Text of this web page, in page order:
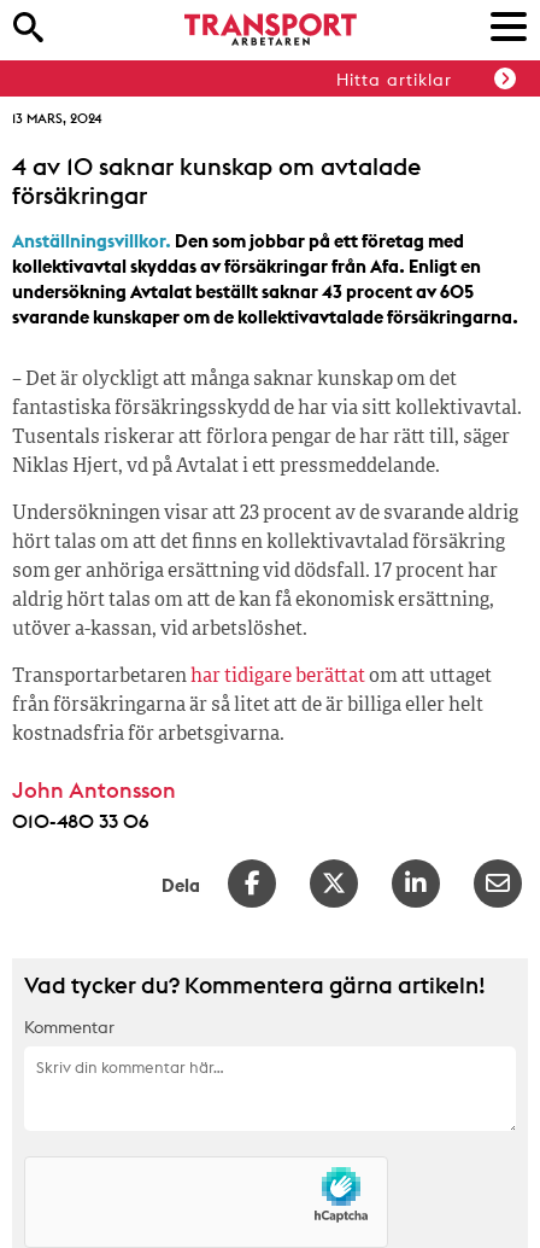
Hitta artiklar
13 MARS, 2024
4 av 10 saknar kunskap om avtalade
försäkringar
Anställningsvillkor. Den som jobbar på ett företag med
kollektivavtal skyddas av försäkringar från Afa. Enligt en
undersökning Avtalat beställt saknar 43 procent av 605
svarande kunskaper om de kollektivavtalade försäkringarna.
– Det är olyckligt att många saknar kunskap om det
fantastiska försäkringsskydd de har via sitt kollektivavtal.
Tusentals riskerar att förlora pengar de har rätt till, säger
Niklas Hjert, vd på Avtalat i ett pressmeddelande.
Undersökningen visar att 23 procent av de svarande aldrig
hört talas om att det finns en kollektivavtalad försäkring
som ger anhöriga ersättning vid dödsfall. 17 procent har
aldrig hört talas om att de kan få ekonomisk ersättning,
utöver a-kassan, vid arbetslöshet.
Transportarbetarenhar tidigare berättatom att uttaget
från försäkringarna är så litet att de är billiga eller helt
kostnadsfria för arbetsgivarna.
John Antonsson
010-480 33 06
Dela
Vad tycker du? Kommentera gärna artikeln!
Kommentar